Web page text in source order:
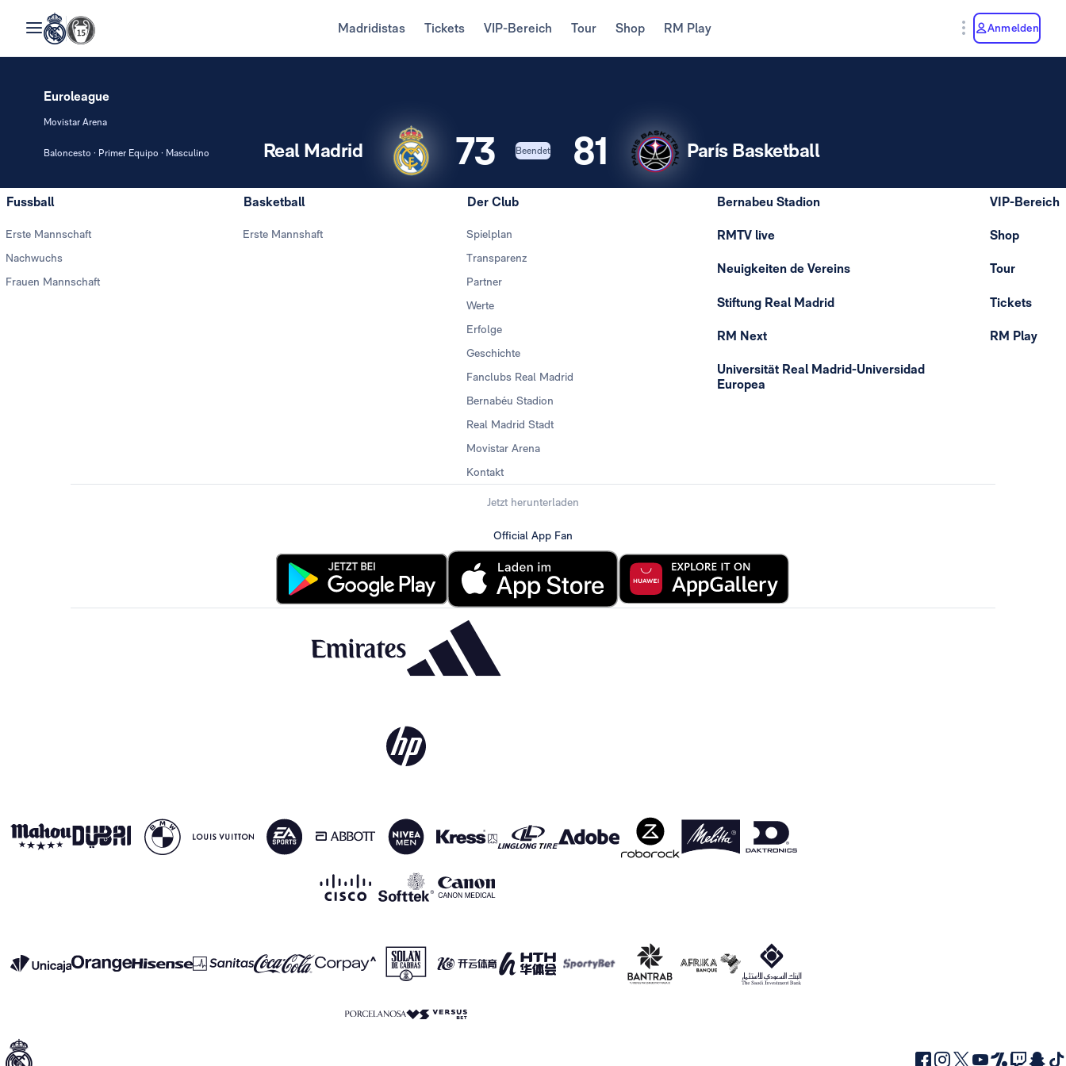
Madridistas Tickets VIP-Bereich Tour Shop RM Play Anmelden
Euroleague
Movistar Arena
Baloncesto · Primer Equipo · Masculino 73 81
Real Madrid Beendet París Basketball
Fussball
Erste Mannschaft
Nachwuchs
Frauen Mannschaft
Basketball
Erste Mannshaft
Der Club
Spielplan
Transparenz
Partner
Werte
Erfolge
Geschichte
Fanclubs Real Madrid
Bernabéu Stadion
Real Madrid Stadt
Movistar Arena
Kontakt
Bernabeu Stadion
RMTV live
Neuigkeiten de Vereins
Stiftung Real Madrid
RM Next
Universität Real Madrid-Universidad
Europea
VIP-Bereich
Shop
Tour
Tickets
RM Play
Jetzt herunterladen
Official App Fan